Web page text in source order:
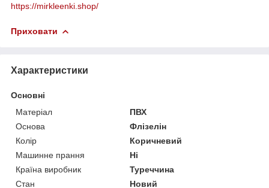
https://mirkleenki.shop/
Приховати
Характеристики
Основні
Матеріал
ПВХ
Основа
Флізелін
Колір
Коричневий
Машинне прання
Ні
Країна виробник
Туреччина
Стан
Новий